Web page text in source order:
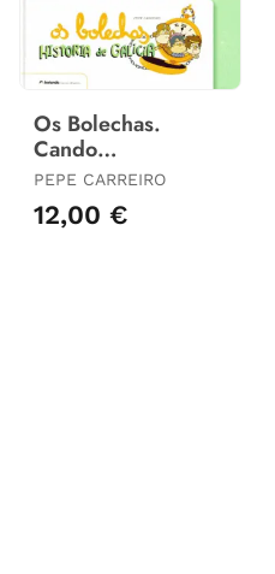
Os Bolechas.
Cando
Descubrimos o
Millo e As Pataca
PEPE CARREIRO
12,00 €